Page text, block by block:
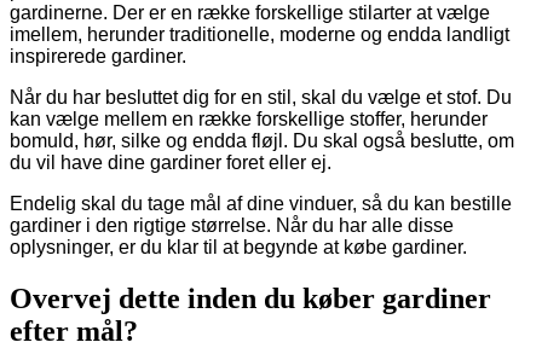
gardinerne. Der er en række forskellige stilarter at vælge
imellem, herunder traditionelle, moderne og endda landligt
inspirerede gardiner.
Når du har besluttet dig for en stil, skal du vælge et stof. Du
kan vælge mellem en række forskellige stoffer, herunder
bomuld, hør, silke og endda fløjl. Du skal også beslutte, om
du vil have dine gardiner foret eller ej.
Endelig skal du tage mål af dine vinduer, så du kan bestille
gardiner i den rigtige størrelse. Når du har alle disse
oplysninger, er du klar til at begynde at købe gardiner.
Overvej dette inden du køber gardiner
efter mål?